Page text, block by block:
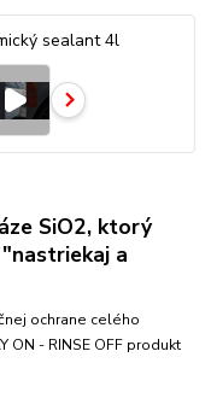
SiO2, ktorý
a
ochrane celého
ON - RINSE OFF produkt